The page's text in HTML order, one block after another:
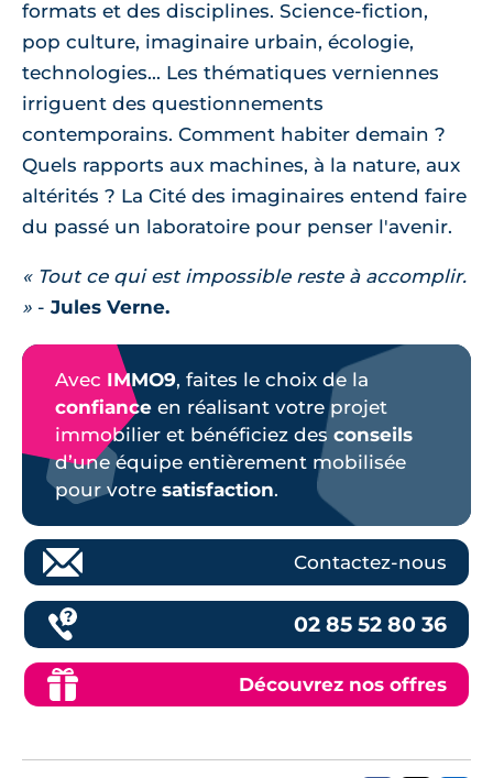
formats et des disciplines. Science-fiction,
pop culture, imaginaire urbain, écologie,
technologies... Les thématiques verniennes
irriguent des questionnements
contemporains. Comment habiter demain ?
Quels rapports aux machines, à la nature, aux
altérités ? La Cité des imaginaires entend faire
du passé un laboratoire pour penser l'avenir.
« Tout ce qui est impossible reste à accomplir.
» - Jules Verne.
Avec IMMO9, faites le choix de la
confiance en réalisant votre projet
immobilier et bénéficiez des conseils
d’une équipe entièrement mobilisée
pour votre satisfaction.
Contactez-nous
02 85 52 80 36
Découvrez nos offres